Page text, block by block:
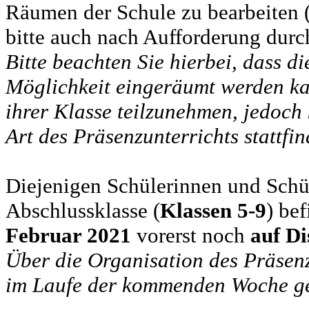
Räumen der Schule zu
bitte auch nach Aufforderung
Bitte beachten Sie hierbei, dass
Möglichkeit eingeräumt werden
ihrer Klasse teilzunehmen,
Art des Präsenzunterrichts
Diejenigen Schülerinnen und
Abschlussklasse (Klassen 5-9)
Februar 2021 vorerst noch auf
Über die Organisation des
im Laufe der kommenden Woche